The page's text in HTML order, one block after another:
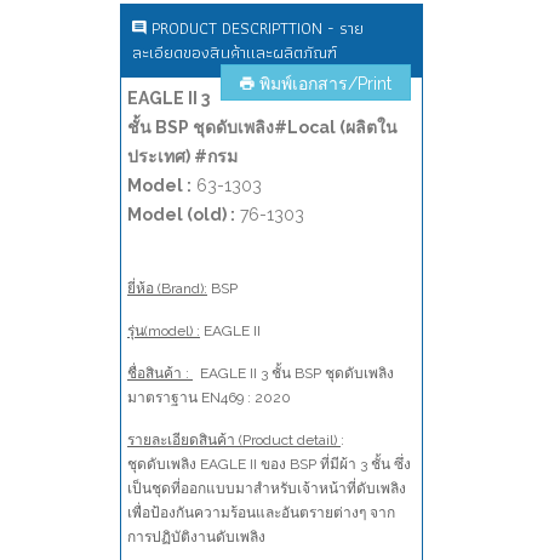
PRODUCT DESCRIPTTION - ราย
ละเอียดของสินค้าและผลิตภัณฑ์
พิมพ์เอกสาร/Print
EAGLE II 3
ชั้น BSP ชุดดับเพลิง#Local (ผลิตใน
ประเทศ) #กรม
Model : 63-1303
Model (old) : 76-1303
ยี่ห้อ (Brand): BSP
รุ่น(model) : EAGLE II
ชื่อสินค้า :
EAGLE II 3 ชั้น BSP ชุดดับเพลิง
มาตราฐาน EN469 : 2020
รายละเอียดสินค้า (Product detail) :
ชุดดับเพลิง EAGLE II ของ BSP ที่มีผ้า 3 ชั้น ซึ่ง
เป็นชุดที่ออกแบบมาสำหรับเจ้าหน้าที่ดับเพลิง
เพื่อป้องกันความร้อนและอันตรายต่างๆ จาก
การปฏิบัติงานดับเพลิง